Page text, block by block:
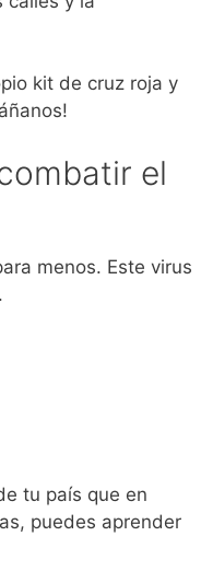
kit de cruz roja y
el
menos. Este virus
tu país que en
puedes aprender